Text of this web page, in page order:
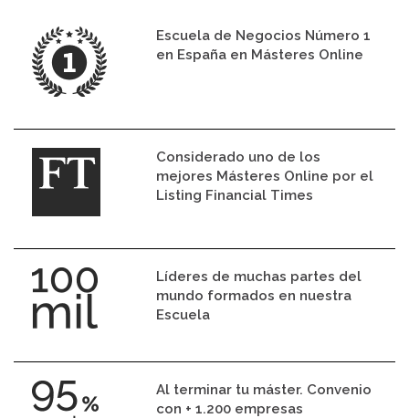
Escuela de Negocios Número 1
en España en Másteres Online
Considerado uno de los
mejores Másteres Online por el
Listing Financial Times
Líderes de muchas partes del
mundo formados en nuestra
Escuela
Al terminar tu máster. Convenio
con + 1.200 empresas